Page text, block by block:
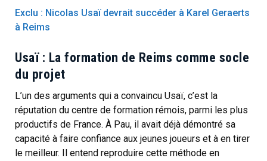
Exclu : Nicolas Usaï devrait succéder à Karel Geraerts
à Reims
Usaï : La formation de Reims comme socle
du projet
L’un des arguments qui a convaincu Usaï, c’est la
réputation du centre de formation rémois, parmi les plus
productifs de France. À Pau, il avait déjà démontré sa
capacité à faire confiance aux jeunes joueurs et à en tirer
le meilleur. Il entend reproduire cette méthode en